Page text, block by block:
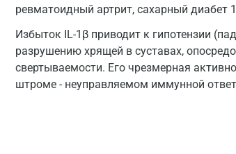
ревматоидный артрит, сахарный диабет
Избыток IL-1β приводит к гипотензии
разрушению хрящей в суставах,
свертываемости. Его чрезмерная
штроме - неуправляемом иммунной